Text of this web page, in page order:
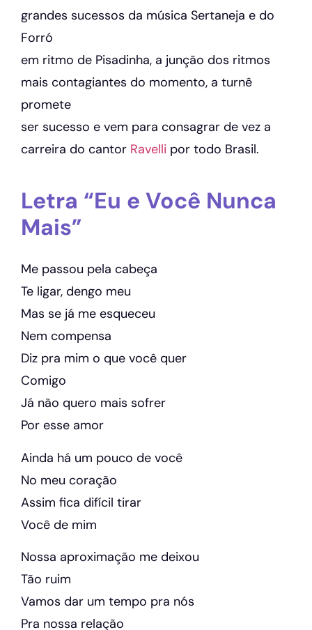
grandes sucessos da música Sertaneja e do
Forró
em ritmo de Pisadinha, a junção dos ritmos
mais contagiantes do momento, a turnê
promete
ser sucesso e vem para consagrar de vez a
carreira do cantor Ravelli por todo Brasil.
Letra “Eu e Você Nunca
Mais”
Me passou pela cabeça
Te ligar, dengo meu
Mas se já me esqueceu
Nem compensa
Diz pra mim o que você quer
Comigo
Já não quero mais sofrer
Por esse amor
Ainda há um pouco de você
No meu coração
Assim fica difícil tirar
Você de mim
Nossa aproximação me deixou
Tão ruim
Vamos dar um tempo pra nós
Pra nossa relação